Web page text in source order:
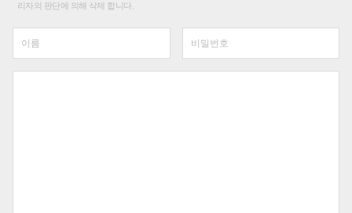
리자의 판단에 의해 삭제 합니다.